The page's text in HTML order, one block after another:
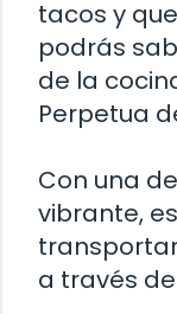
tacos y
podrás
de la
Perpetua
Con una
vibrante,
a través